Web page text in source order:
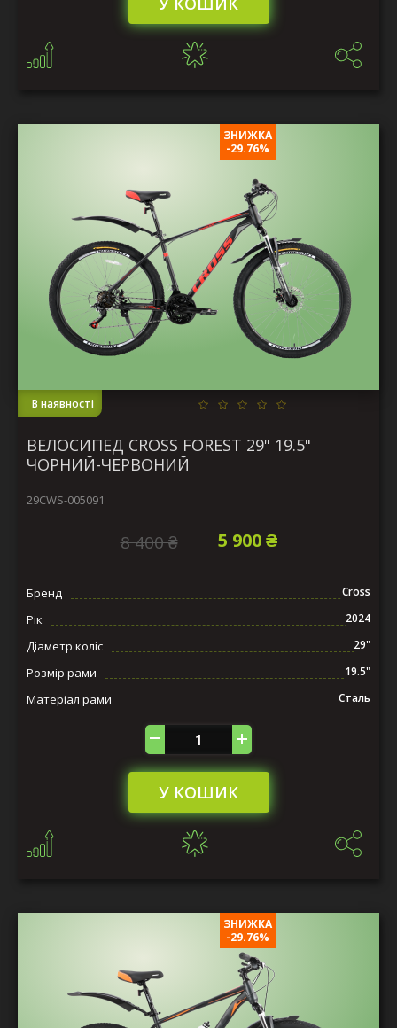
ЗНИЖКА
-29.76%
В наявності
ВЕЛОСИПЕД CROSS FOREST 29" 19.5"
ЧОРНИЙ-ЧЕРВОНИЙ
29CWS-005091
5 900 ₴
8 400 ₴
Бренд Cross
Рік 2024
Діаметр коліс 29"
Розмір рами 19.5"
Матеріал рами Сталь
У КОШИК
ЗНИЖКА
-29.76%